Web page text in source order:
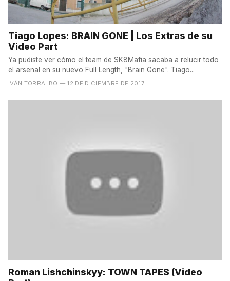
Tiago Lopes: BRAIN GONE | Los Extras de su
Video Part
Ya pudiste ver cómo el team de SK8Mafia sacaba a relucir todo
el arsenal en su nuevo Full Length, "Brain Gone". Tiago...
IVÁN TORRALBO — 12 DE DICIEMBRE DE 2017
Roman Lishchinskyy: TOWN TAPES (Video